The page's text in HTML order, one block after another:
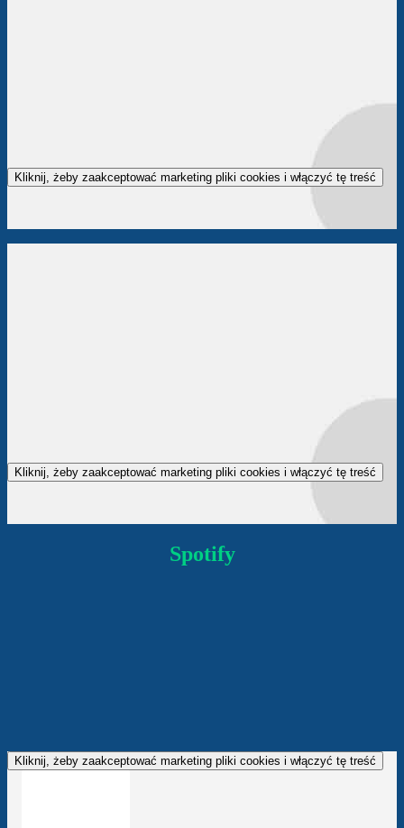
Kliknij, żeby zaakceptować marketing pliki cookies i włączyć tę treść
Kliknij, żeby zaakceptować marketing pliki cookies i włączyć tę treść
Spotify
Kliknij, żeby zaakceptować marketing pliki cookies i włączyć tę treść